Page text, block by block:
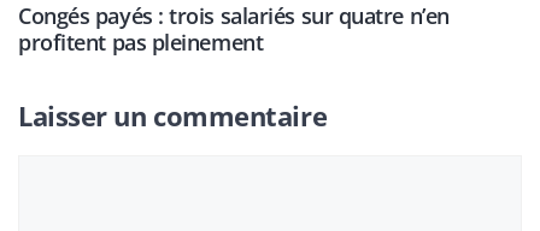
Congés payés : trois salariés sur quatre n’en
profitent pas pleinement
Laisser un commentaire